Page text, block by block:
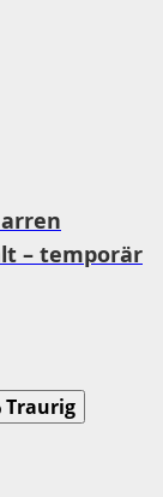
– temporär
Traurig